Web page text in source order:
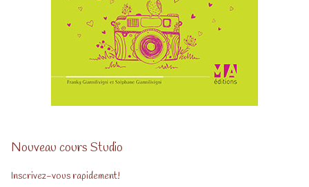
Nouveau cours Studio
Inscrivez-vous rapidement!